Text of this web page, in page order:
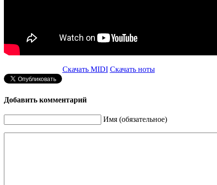
Скачать MIDI Скачать ноты
Добавить комментарий
Имя (обязательное)